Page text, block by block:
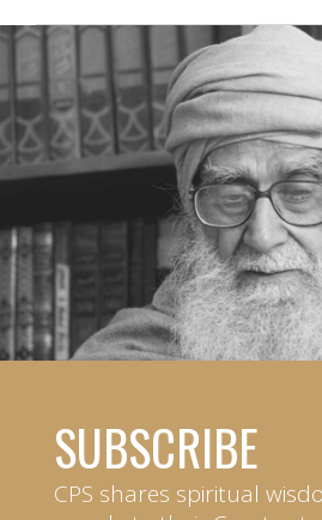
SUBSCRIBE
CPS shares spiritual